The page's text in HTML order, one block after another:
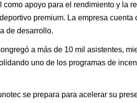
apoyo para el rendimiento y la
premium. La empresa cuenta
de desarrollo.
a más de 10 mil asistentes,
uno de los programas de
se prepara para acelerar su